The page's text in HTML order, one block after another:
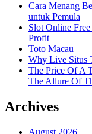
Cara Menang
untuk Pemula
Slot Online
Profit
Toto Macau
Why Live Situs
The Price Of A
The Allure Of
Archives
August 2026